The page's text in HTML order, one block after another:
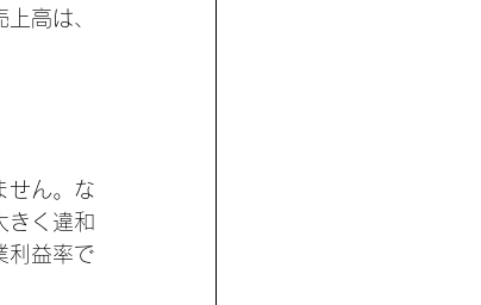
高は、
せん。な
きく違和
利益率で